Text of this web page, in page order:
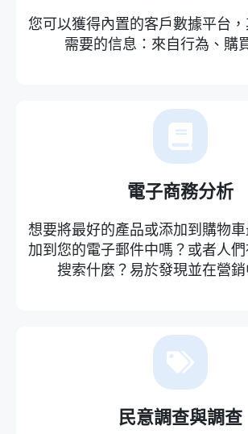
您可以獲得內置的客戶數據平台
需要的信息：來自行為、購
電子商務分析
想要將最好的產品或添加到購物
加到您的電子郵件中嗎？或者人
搜索什麼？易於發現並在營銷
民意調查與調查